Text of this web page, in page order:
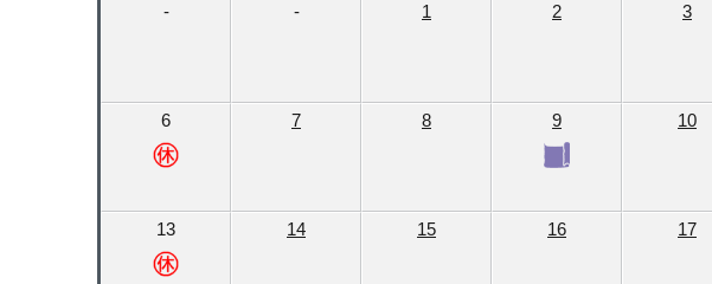
- - 1 2 3
6 7 8 9 10
13
14 15 16 17